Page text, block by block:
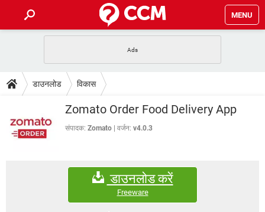
MENU
फोन पर अकाउंट बैलेंस चेक
WhatsApp Hack हो गया? Lucky Patcher यूज करें
टेक-स्पेशल
2020 के फ्री एंटीवायरस
बेस्ट फ्री ऑनलाइन गेम्स
Vidmate PUBG Mobile
FORUM
कंप्यूटर बस
डाउनलोड विकास
Zomato Order Food Delivery App
संपादक: Zomato वर्जन: v4.0.3
डाउनलोड करें
Freeware